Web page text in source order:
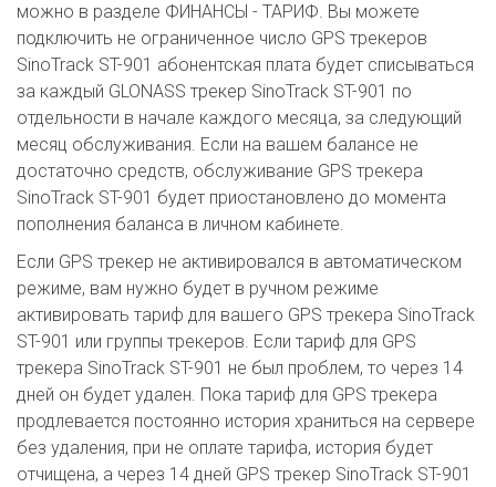
можно в разделе ФИНАНСЫ - ТАРИФ. Вы можете
подключить не ограниченное число GPS трекеров
SinoTrack ST-901 абонентская плата будет списываться
за каждый GLONASS трекер SinoTrack ST-901 по
отдельности в начале каждого месяца, за следующий
месяц обслуживания. Если на вашем балансе не
достаточно средств, обслуживание GPS трекера
SinoTrack ST-901 будет приостановлено до момента
пополнения баланса в личном кабинете.
Если GPS трекер не активировался в автоматическом
режиме, вам нужно будет в ручном режиме
активировать тариф для вашего GPS трекера SinoTrack
ST-901 или группы трекеров. Если тариф для GPS
трекера SinoTrack ST-901 не был проблем, то через 14
дней он будет удален. Пока тариф для GPS трекера
продлевается постоянно история храниться на сервере
без удаления, при не оплате тарифа, история будет
отчищена, а через 14 дней GPS трекер SinoTrack ST-901